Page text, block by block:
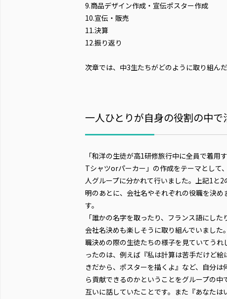
9.商品デザイン作成・宣伝ポスター作成
10.宣伝・販売
11.決算
12.振り返り
次章では、中3生たちがどのように取り組ん
一人ひとりが自身の役割の中で
「和洋の生徒が高1研修旅行中に全員で着用
Tシャツorパーカー」の作成をテーマとして
人グループに分かれて行いました。上記1と2
明のあとに、会社名やそれぞれの役職を決め
す。
「誰かの名字を取ったり、フランス語にした
会社名決めも楽しそうに取り組んでいました
職決めの際の生徒たちの様子を見ていてうれ
ったのは、例えば『私は計算は苦手だけど絵
きだから、ポスターを描くよ』など、自分は
ら貢献できるのかということをグループの中
互いに話していたことです。また『あなた